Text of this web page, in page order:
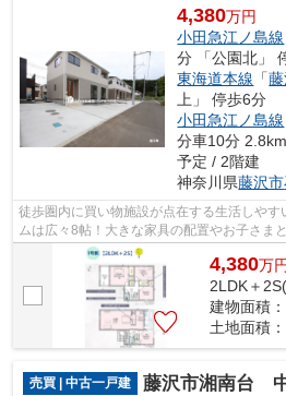
4,380万円
小田急江ノ島線
分 「公園北」
東海道本線 「藤
上」 停歩6分
小田急江ノ島線
分車10分 2.8km
予定 / 2階建
神奈川県藤沢市
徒歩圏内に買い物施設が点在する生活しや
ムは広々8帖！大きな家具の配置やお子さま
「SAFE365」搭載！ご購入後も安心の地震に...
4,380万円
2LDK＋
建物面積
土地面積
売買 | 中古一戸建 藤沢市湘南台